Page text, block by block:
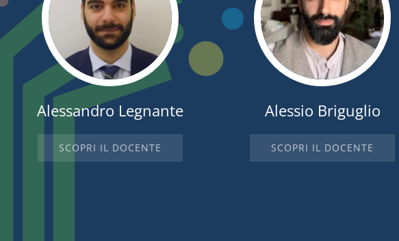
Alessandro Legnante
SCOPRI IL DOCENTE
Alessio Briguglio
SCOPRI IL DOCENTE